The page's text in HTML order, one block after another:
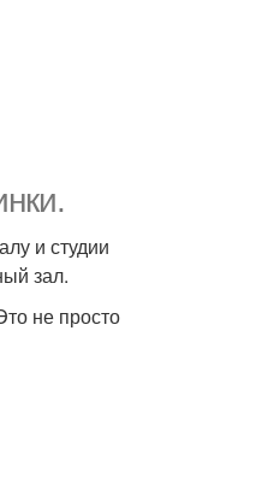
и студии
зал.
не просто